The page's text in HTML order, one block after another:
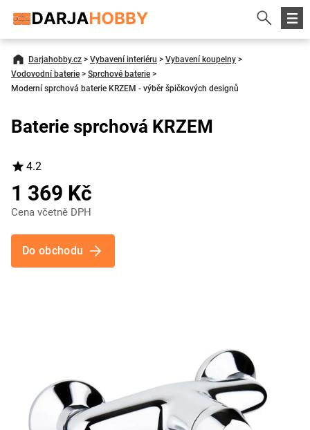
Darjahobby.cz > Vybavení interiéru > Vybavení koupelny >
Vodovodní baterie > Sprchové baterie >
Moderní sprchová baterie KRZEM - výběr špičkových designů
Baterie sprchová KRZEM
4.2
1 369 Kč
Cena včetně DPH
Do obchodu